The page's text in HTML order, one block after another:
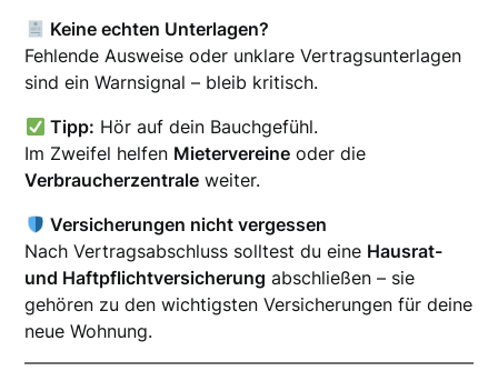
Keine echten Unterlagen?
Fehlende Ausweise oder unklare Vertragsunterlagen
sind ein Warnsignal – bleib kritisch.
Tipp: Hör auf dein Bauchgefühl.
Im Zweifel helfen Mietervereine oder die
Verbraucherzentrale weiter.
Versicherungen nicht vergessen
Nach Vertragsabschluss solltest du eine Hausrat-
und Haftpflichtversicherung abschließen – sie
gehören zu den wichtigsten Versicherungen für deine
neue Wohnung.